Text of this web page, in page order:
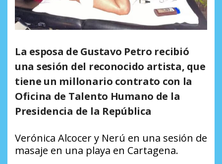
La esposa de Gustavo Petro recibió
una sesión del reconocido artista, que
tiene un millonario contrato con la
Oficina de Talento Humano de la
Presidencia de la República
Verónica Alcocer y Nerú en una sesión de
masaje en una playa en Cartagena.